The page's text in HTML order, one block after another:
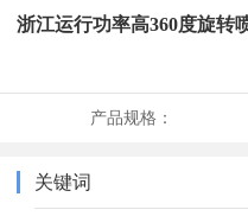
浙江运行功率高360度旋转
产品规格：
关键词